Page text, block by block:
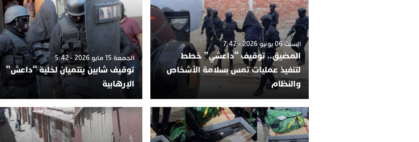
السبت 06 يونيو 2026 - 7:42
المضيق.. توقيف “داعشي” خطط
لتنفيذ عمليات تمس بسلامة الأشخاص
والنظام
الجمعة 15 مايو 2026 - 5:42
توقيف شابين ينتميان لخلية “داعش”
الإرهابية